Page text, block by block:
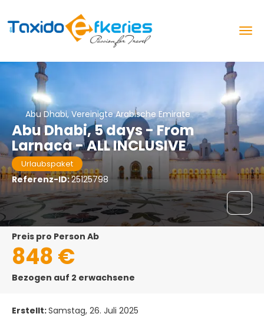
Abu Dhabi, Vereinigte Arabische Emirate
Abu Dhabi, 5 days - From
Larnaca - ALL INCLUSIVE
Urlaubspaket
Referenz-ID:25125798
Preis pro Person Ab
848 €
Bezogen auf 2 erwachsene
Erstellt:Samstag, 26. Juli 2025